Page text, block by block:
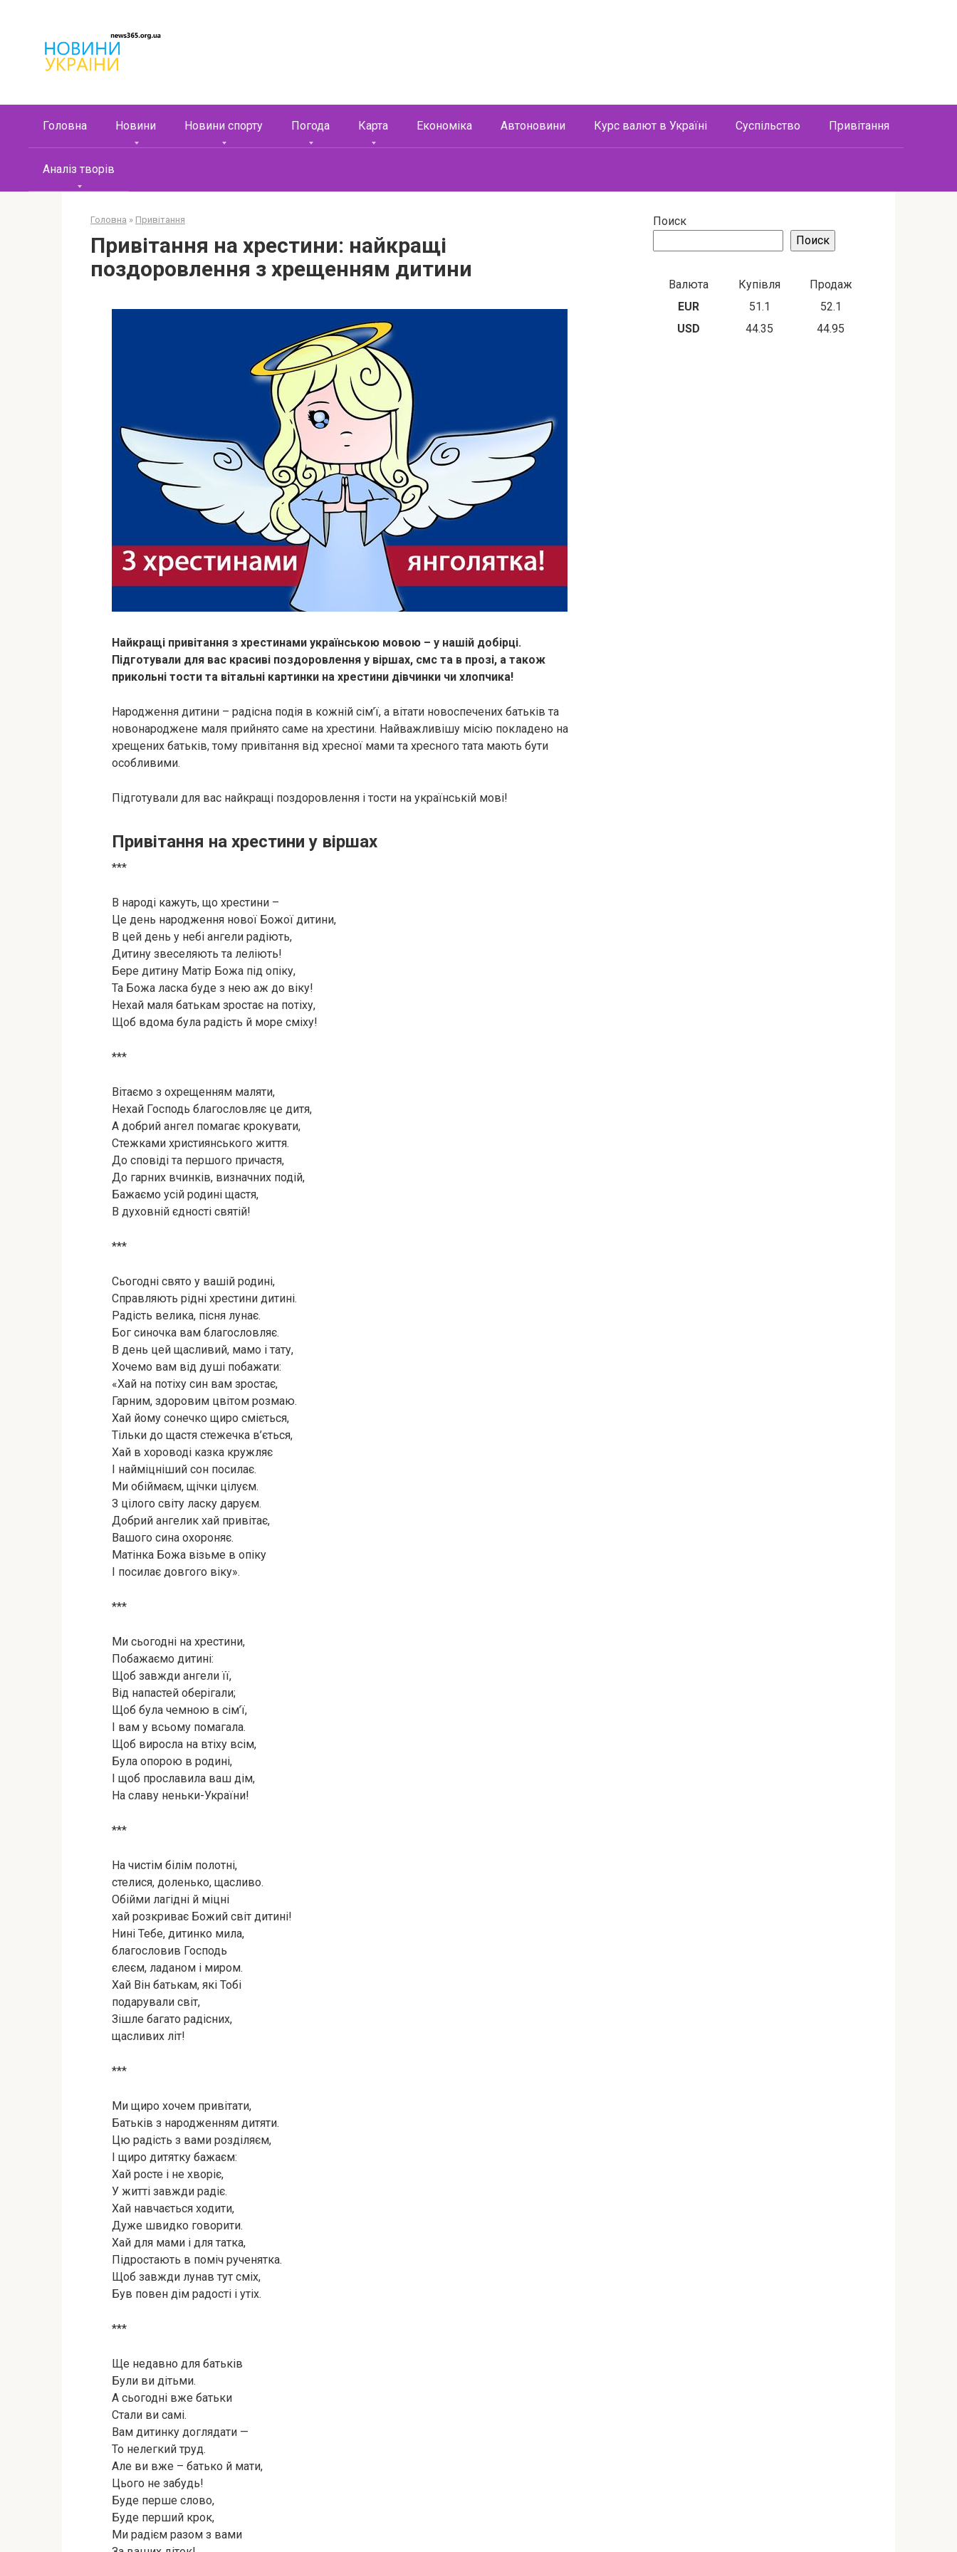
контенту
Головна Новини Новини спорту Погода Карта Економіка Автоновини Курс валют в Україні Суспільство Привітання
Аналіз творів
Головна » Привітання
Привітання на хрестини: найкращі
поздоровлення з хрещенням дитини
Найкращі привітання з хрестинами українською мовою – у нашій добірці.
Підготували для вас красиві поздоровлення у віршах, смс та в прозі, а також
прикольні тости та вітальні картинки на хрестини дівчинки чи хлопчика!
Народження дитини – радісна подія в кожній сім’ї, а вітати новоспечених батьків та
новонароджене маля прийнято саме на хрестини. Найважливішу місію покладено на
хрещених батьків, тому привітання від хресної мами та хресного тата мають бути
особливими.
Підготували для вас найкращі поздоровлення і тости на українській мові!
Привітання на хрестини у віршах
***
В народі кажуть, що хрестини –
Це день народження нової Божої дитини,
В цей день у небі ангели радіють,
Дитину звеселяють та леліють!
Бере дитину Матір Божа під опіку,
Та Божа ласка буде з нею аж до віку!
Нехай маля батькам зростає на потіху,
Щоб вдома була радість й море сміху!
***
Вітаємо з охрещенням маляти,
Нехай Господь благословляє це дитя,
А добрий ангел помагає крокувати,
Стежками християнського життя.
До сповіді та першого причастя,
До гарних вчинків, визначних подій,
Бажаємо усій родині щастя,
В духовній єдності святій!
***
Сьогодні свято у вашій родині,
Справляють рідні хрестини дитині.
Радість велика, пісня лунає.
Бог синочка вам благословляє.
В день цей щасливий, мамо і тату,
Хочемо вам від душі побажати:
«Хай на потіху син вам зростає,
Гарним, здоровим цвітом розмаю.
Хай йому сонечко щиро сміється,
Тільки до щастя стежечка в’ється,
Хай в хороводі казка кружляє
І найміцніший сон посилає.
Ми обіймаєм, щічки цілуєм.
З цілого світу ласку даруєм.
Добрий ангелик хай привітає,
Вашого сина охороняє.
Матінка Божа візьме в опіку
І посилає довгого віку».
***
Ми сьогодні на хрестини,
Побажаємо дитині:
Щоб завжди ангели її,
Від напастей оберігали;
Щоб була чемною в сім’ї,
І вам у всьому помагала.
Щоб виросла на втіху всім,
Була опорою в родині,
І щоб прославила ваш дім,
На славу неньки-України!
***
На чистім білім полотні,
стелися, доленько, щасливо.
Обійми лагідні й міцні
хай розкриває Божий світ дитині!
Нині Тебе, дитинко мила,
благословив Господь
єлеєм, ладаном і миром.
Хай Він батькам, які Тобі
подарували світ,
Зішле багато радісних,
щасливих літ!
***
Ми щиро хочем привітати,
Батьків з народженням дитяти.
Цю радість з вами розділяєм,
І щиро дитятку бажаєм:
Хай росте і не хворіє,
У житті завжди радіє.
Хай навчається ходити,
Дуже швидко говорити.
Хай для мами і для татка,
Підростають в поміч рученятка.
Щоб завжди лунав тут сміх,
Був повен дім радості і утіх.
***
Ще недавно для батьків
Були ви дітьми.
А сьогодні вже батьки
Стали ви самі.
Вам дитинку доглядати —
То нелегкий труд.
Але ви вже – батько й мати,
Цього не забудь!
Буде перше слово,
Буде перший крок,
Ми радієм разом з вами
Поиск
Поиск
Валюта Купівля
Продаж
EUR
51.1
52.1
USD
44.35 44.95